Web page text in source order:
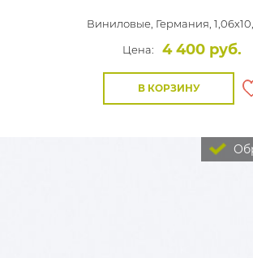
Виниловые, Германия,
Цена:
4 400 руб.
В КОРЗИНУ